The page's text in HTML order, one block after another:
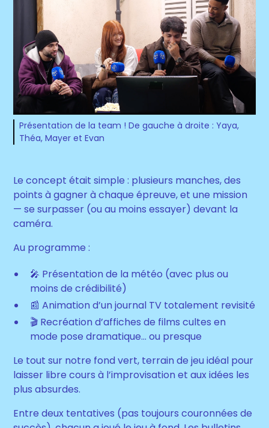
Présentation de la team ! De gauche à droite : Yaya,
Théa, Mayer et Evan
Le concept était simple : plusieurs manches, des
points à gagner à chaque épreuve, et une mission
— se surpasser (ou au moins essayer) devant la
caméra.
Au programme :
🎤 Présentation de la météo (avec plus ou
moins de crédibilité)
📰 Animation d’un journal TV totalement revisité
🎬 Recréation d’affiches de films cultes en
mode pose dramatique… ou presque
Le tout sur notre fond vert, terrain de jeu idéal pour
laisser libre cours à l’improvisation et aux idées les
plus absurdes.
Entre deux tentatives (pas toujours couronnées de